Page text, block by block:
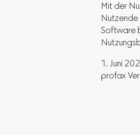
Mit der
Nutzende
Software
1. Juni
profax